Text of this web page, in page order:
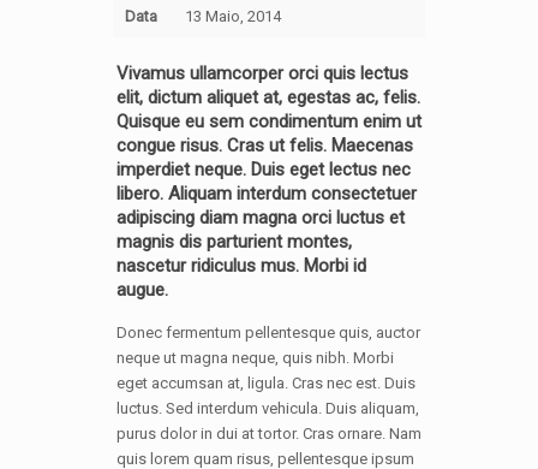
Data 13 Maio, 2014
Vivamus ullamcorper orci quis lectus
elit, dictum aliquet at, egestas ac, felis.
Quisque eu sem condimentum enim ut
congue risus. Cras ut felis. Maecenas
imperdiet neque. Duis eget lectus nec
libero. Aliquam interdum consectetuer
adipiscing diam magna orci luctus et
magnis dis parturient montes,
nascetur ridiculus mus. Morbi id
augue.
Donec fermentum pellentesque quis, auctor
neque ut magna neque, quis nibh. Morbi
eget accumsan at, ligula. Cras nec est. Duis
luctus. Sed interdum vehicula. Duis aliquam,
purus dolor in dui at tortor. Cras ornare. Nam
quis lorem quam risus, pellentesque ipsum